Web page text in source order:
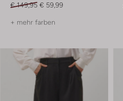
€ 149,95 € 59,99
+ mehr farben